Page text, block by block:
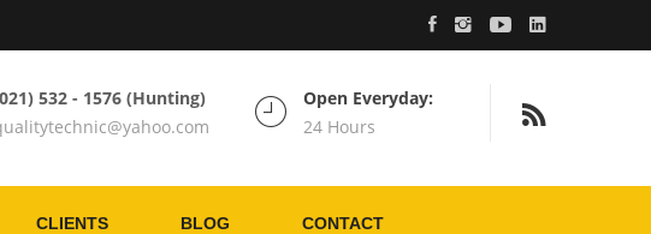
532 - 1576 (Hunting)
Open Everyday:
24 Hours
CLIENTS BLOG CONTACT